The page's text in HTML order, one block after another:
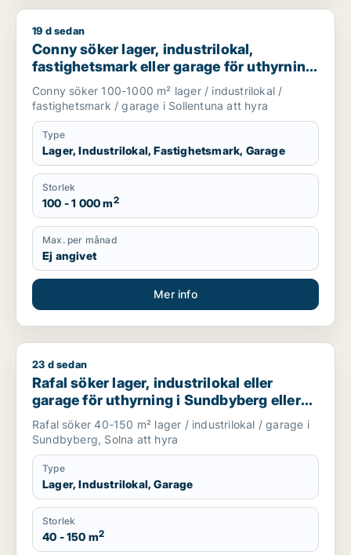
Conny söker lager, industrilokal, fastighetsmark eller
19 d sedan
Conny söker lager, industrilokal,
fastighetsmark eller garage för uthyrning
i Sollentuna
Conny söker 100-1000 m² lager / industrilokal /
fastighetsmark / garage i Sollentuna att hyra
Type
Lager, Industrilokal, Fastighetsmark, Garage
Storlek
100 - 1 000 m2
Max. per månad
Ej angivet
Mer info
Rafal söker lager, industrilokal eller garage för uthyrning i
23 d sedan
Rafal söker lager, industrilokal eller
garage för uthyrning i Sundbyberg eller
Solna
Rafal söker 40-150 m² lager / industrilokal / garage i
Sundbyberg, Solna att hyra
Type
Lager, Industrilokal, Garage
Storlek
40 - 150 m2